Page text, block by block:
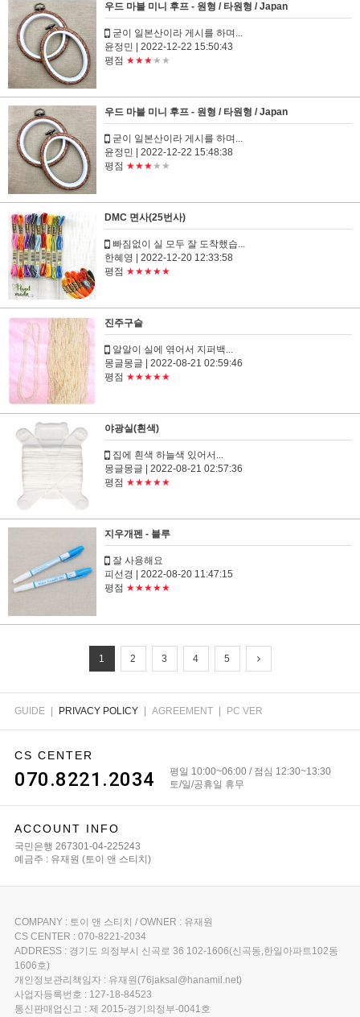
우드 마블 미니 후프 - 원형 / 타원형 / Japan
굳이 일본산이라 게시를 하며...
윤정민
| 2022-12-22 15:50:43
평점 ★★★★★
우드 마블 미니 후프 - 원형 / 타원형 / Japan
굳이 일본산이라 게시를 하며...
윤정민
| 2022-12-22 15:48:38
평점 ★★★★★
DMC 면사(25번사)
빠짐없이 실 모두 잘 도착했습...
한혜영
| 2022-12-20 12:33:58
평점 ★★★★★
진주구슬
알알이 실에 엮어서 지퍼백...
몽글몽글
| 2022-08-21 02:59:46
평점 ★★★★★
야광실(흰색)
집에 흰색 하늘색 있어서...
몽글몽글
| 2022-08-21 02:57:36
평점 ★★★★★
지우개펜 - 블루
잘 사용해요
피선경
| 2022-08-20 11:47:15
평점 ★★★★★
1 2 3 4 5
GUIDE PRIVACY POLICY AGREEMENT PC VER
CS CENTER
070.8221.2034
평일 10:00~06:00 / 점심 12:30~13:30
토/일/공휴일 휴무
ACCOUNT INFO
국민은행 267301-04-225243
예금주 : 유재원 (토이 앤 스티치)
COMPANY : 토이 앤 스티치 / OWNER : 유재원
CS CENTER : 070-8221-2034
ADDRESS : 경기도 의정부시 신곡로 36 102-1606(신곡동,한일아파트102동
1606호)
개인정보관리책임자 : 유재원(76jaksal@hanamil.net)
사업자등록번호 : 127-18-84523
통신판매업신고 : 제 2015-경기의정부-0041호